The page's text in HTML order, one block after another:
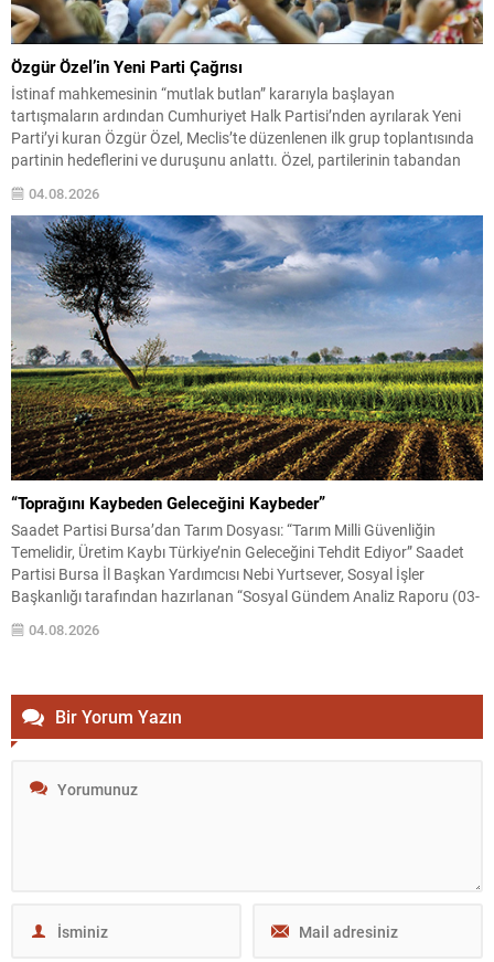
Özgür Özel’in Yeni Parti Çağrısı
İstinaf mahkemesinin “mutlak butlan” kararıyla başlayan
tartışmaların ardından Cumhuriyet Halk Partisi’nden ayrılarak Yeni
Parti’yi kuran Özgür Özel, Meclis’te düzenlenen ilk grup toplantısında
partinin hedeflerini ve duruşunu anlattı. Özel, partilerinin tabandan
gereği olarak hesap verebilirlik ilkesinin merkezde olduğunu vurguladı.
Yeni Parti’nin amaçlarının iktidara...
04.08.2026
“Toprağını Kaybeden Geleceğini Kaybeder”
Saadet Partisi Bursa’dan Tarım Dosyası: “Tarım Milli Güvenliğin
Temelidir, Üretim Kaybı Türkiye’nin Geleceğini Tehdit Ediyor” Saadet
Partisi Bursa İl Başkan Yardımcısı Nebi Yurtsever, Sosyal İşler
Başkanlığı tarafından hazırlanan “Sosyal Gündem Analiz Raporu (03-
10 Ağustos 2026)” kapsamında Türkiye tarımına ilişkin kapsamlı
değerlendirmelerde bulundu. Tarım arazilerindeki daralma, artan
04.08.2026
Bir Yorum Yazın